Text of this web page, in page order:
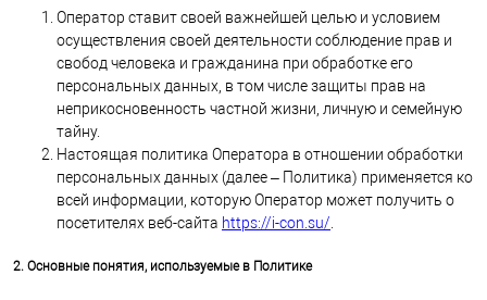
Оператор ставит своей важнейшей целью и условием
осуществления своей деятельности соблюдение прав и
свобод человека и гражданина при обработке его
персональных данных, в том числе защиты прав на
неприкосновенность частной жизни, личную и семейную
тайну.
Настоящая политика Оператора в отношении обработки
персональных данных (далее – Политика) применяется ко
всей информации, которую Оператор может получить о
посетителях веб-сайта https://i-con.su/
2. Основные понятия, используемые в Политике